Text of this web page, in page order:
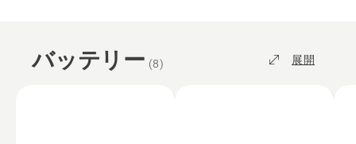
アクセサリー
バッテリー (8) 展開